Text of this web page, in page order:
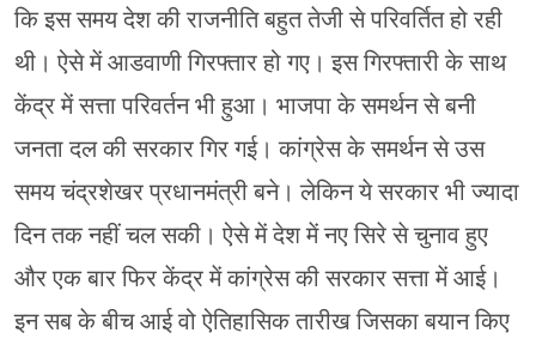
कि इस समय देश की राजनीति बहुत तेजी से परिवर्तित हो रही
थी। ऐसे में आडवाणी गिरफ्तार हो गए। इस गिरफ्तारी के साथ
केंद्र में सत्ता परिवर्तन भी हुआ। भाजपा के समर्थन से बनी
जनता दल की सरकार गिर गई। कांग्रेस के समर्थन से उस
समय चंद्रशेखर प्रधानमंत्री बने। लेकिन ये सरकार भी ज्यादा
दिन तक नहीं चल सकी। ऐसे में देश में नए सिरे से चुनाव हुए
और एक बार फिर केंद्र में कांग्रेस की सरकार सत्ता में आई।
इन सब के बीच आई वो ऐतिहासिक तारीख जिसका बयान किए